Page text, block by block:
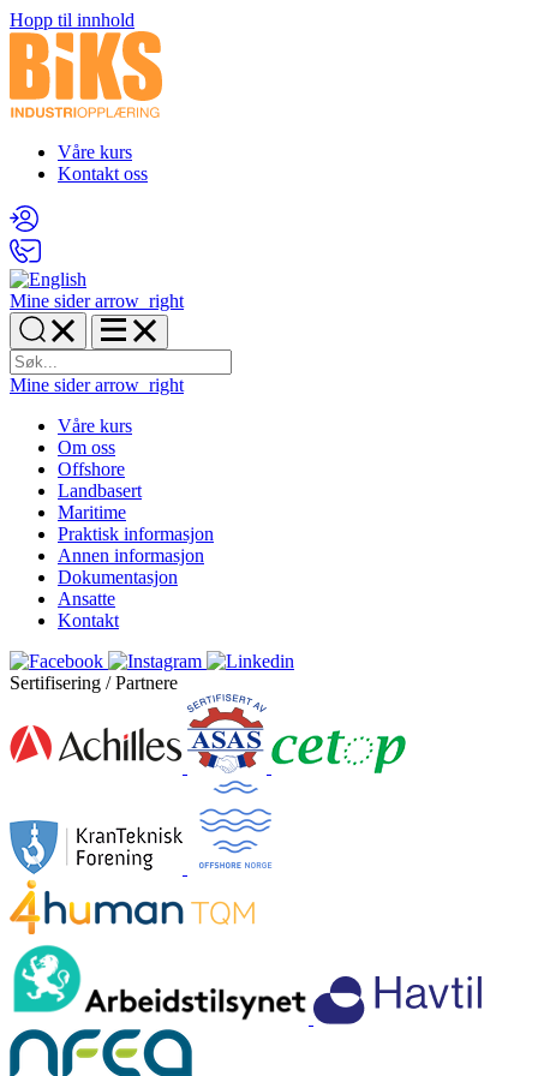
Hopp til innhold
Våre kurs
Kontakt oss
Mine sider arrow_right
Mine sider arrow_right
Våre kurs
Om oss
Offshore
Landbasert
Maritime
Praktisk informasjon
Annen informasjon
Dokumentasjon
Ansatte
Kontakt
Sertifisering / Partnere